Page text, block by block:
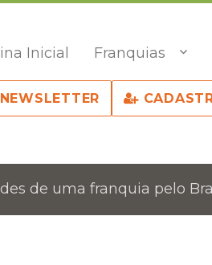
Inicial Franquias
NEWSLETTER
de uma franquia pelo